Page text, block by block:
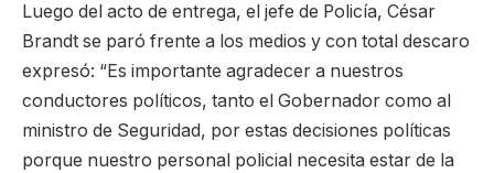
Luego del acto de entrega, el jefe de Policía, César
Brandt se paró frente a los medios y con total descaro
expresó: “Es importante agradecer a nuestros
conductores políticos, tanto el Gobernador como al
ministro de Seguridad, por estas decisiones políticas
porque nuestro personal policial necesita estar de la